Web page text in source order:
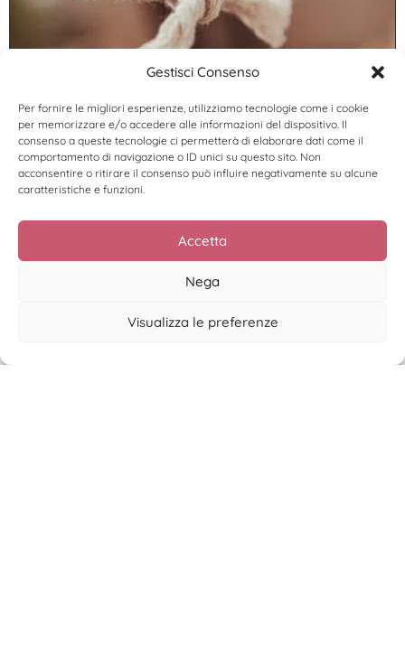
Gestisci Consenso
Per fornire le migliori esperienze, utilizziamo tecnologie come i cookie
per memorizzare e/o accedere alle informazioni del dispositivo. Il
consenso a queste tecnologie ci permetterà di elaborare dati come il
comportamento di navigazione o ID unici su questo sito. Non
acconsentire o ritirare il consenso può influire negativamente su alcune
caratteristiche e funzioni.
Accetta
Nega
Visualizza le preferenze
Abbiamo uno strano rapporto con la
coerenza.
Leggi di più >